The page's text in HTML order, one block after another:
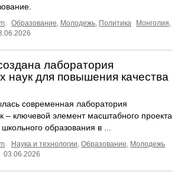
. Образование, Молодежь, Политика Монголия,
лаборатория
наук для повышения качества
современная лаборатория
– ключевой элемент масштабного проекта
образования в ...
. Наука и технологии, Образование, Молодежь
03.06.2026